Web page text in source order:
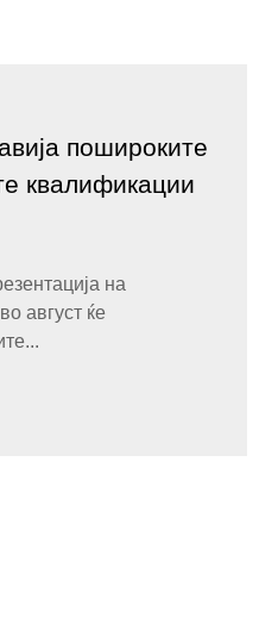
пошироките
квалификации
на
август ќе